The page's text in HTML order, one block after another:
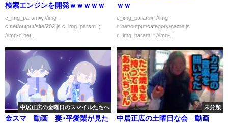
検索エンジンを開発ｗｗｗｗｗ
c_img_param=; //img-
c.net/output/site/202.js c_img_param=;
//img-c.net...
ｗｗ
c_img_param=; //img-
c.net/output/category/game.js
c_img_param=; //img-...
中居正広の金曜日のスマイルたちへ
金スマ 動画 妻･平愛梨が見た
未分類
中居正広の土曜日な会 動画